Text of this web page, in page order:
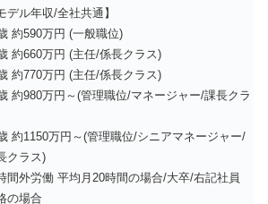
デル年収/全社共通】
約590万円 (一般職位)
約660万円 (主任/係長クラス)
約770万円 (主任/係長クラス)
約980万円～(管理職位/マネージャー/課長クラ
約1150万円～(管理職位/シニアマネージャー/
クラス)
間外労働 平均月20時間の場合/大卒/右記社員
の場合